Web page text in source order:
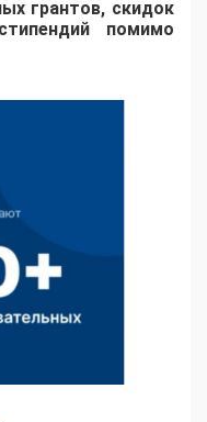
грантов, скидок
помимо